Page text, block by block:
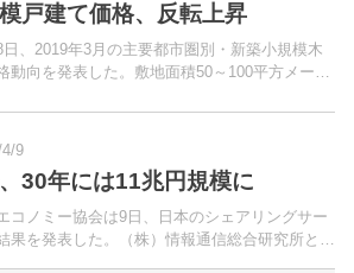
戸建て価格、反転上昇
日、2019年3月の主要都市圏別・新築小規模木
動向を発表した。敷地面積50～100平方メート
もに所有権の物件が対象。
9
30年には11兆円規模に
コノミー協会は9日、日本のシェアリングサー
果を発表した。（株）情報通信総合研究所との